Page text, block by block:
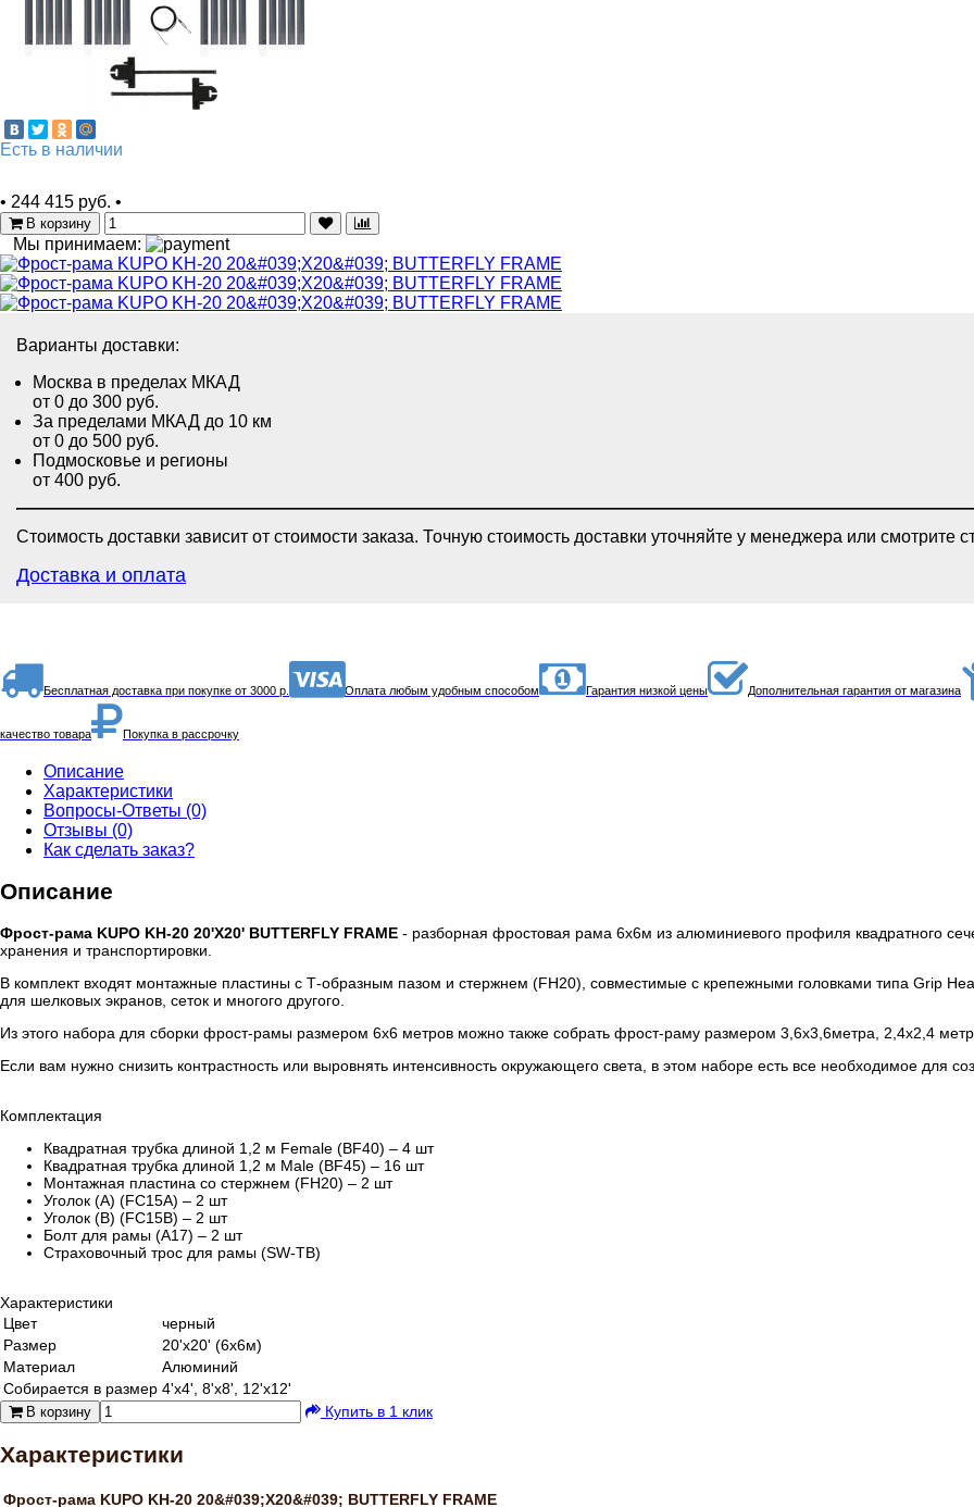
Есть в наличии
• 244 415 руб. •
В корзину
Мы принимаем:
Варианты доставки:
Москва в пределах МКАД
от 0 до 300 руб.
За пределами МКАД до 10 км
от 0 до 500 руб.
Подмосковье и регионы
от 400 руб.
Стоимость доставки зависит от стоимости заказа. Точную стоимость доставки уточняйте у менеджера или смотрите
Доставка и оплата
Бесплатная доставка при покупке от 3000 р. Оплата любым удобным способом Гарантия низкой цены Дополнительная гарантия от магазина
качество товара Покупка в рассрочку
Описание
Характеристики
Вопросы-Ответы (0)
Отзывы (0)
Как сделать заказ?
Описание
Фрост-рама KUPO KH-20 20'X20' BUTTERFLY FRAME - разборная фростовая рама 6х6м из алюминиевого профиля квадратного
хранения и транспортировки.
В комплект входят монтажные пластины с Т-образным пазом и стержнем (FH20), совместимые с крепежными головками типа Grip
для шелковых экранов, сеток и многого другого.
Из этого набора для сборки фрост-рамы размером 6х6 метров можно также собрать фрост-раму размером 3,6х3,6метра, 2,4х2,4
Если вам нужно снизить контрастность или выровнять интенсивность окружающего света, в этом наборе есть все необходимое для
Комплектация
Квадратная трубка длиной 1,2 м Female (BF40) – 4 шт
Квадратная трубка длиной 1,2 м Male (BF45) – 16 шт
Монтажная пластина со стержнем (FH20) – 2 шт
Уголок (A) (FC15A) – 2 шт
Уголок (B) (FC15B) – 2 шт
Болт для рамы (A17) – 2 шт
Страховочный трос для рамы (SW-TB)
Характеристики
Цвет
черный
Размер
20'x20' (6x6м)
Материал
Алюминий
Собирается в размер 4'x4', 8'x8', 12'x12'
В корзину Купить в 1 клик
Характеристики
Фрост-рама KUPO KH-20 20&#039;X20&#039; BUTTERFLY FRAME